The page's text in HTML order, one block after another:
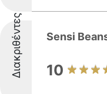
Διακριθέντες Sensi
10